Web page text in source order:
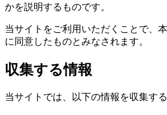
かを説明するものです。
当サイトをご利用いただくことで、
に同意したものとみなされます。
収集する情報
当サイトでは、以下の情報を収集す